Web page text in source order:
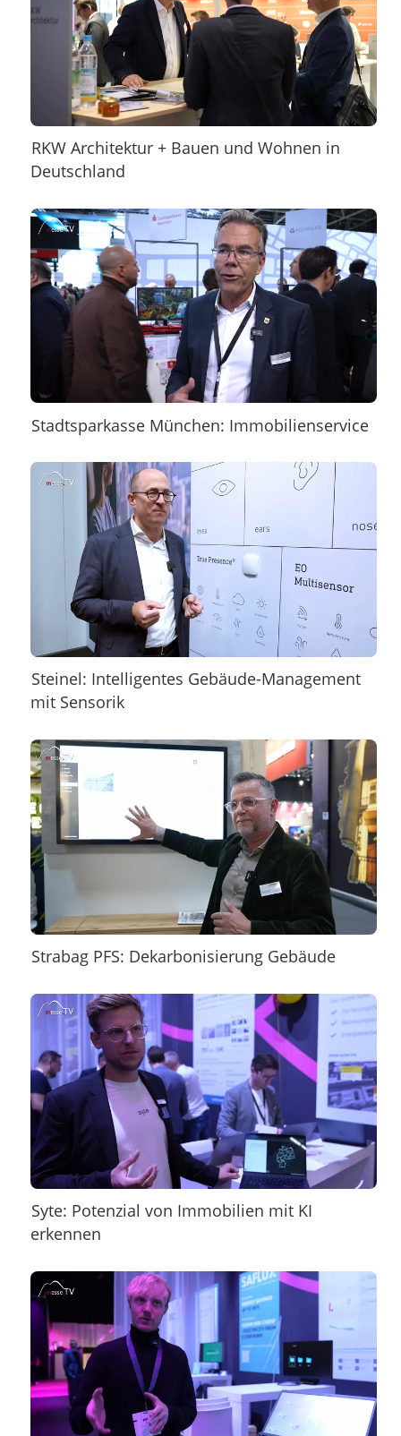
RKW Architektur + Bauen und Wohnen in
Deutschland
Stadtsparkasse München: Immobilienservice
Steinel: Intelligentes Gebäude-Management
mit Sensorik
Strabag PFS: Dekarbonisierung Gebäude
Syte: Potenzial von Immobilien mit KI
erkennen